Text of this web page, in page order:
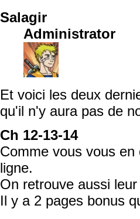
Salagir
Administrator
Et voici les deux
qu'il n'y aura pas de
Ch 12-13-14
Comme vous vous
ligne.
On retrouve aussi
Il y a 2 pages bonus